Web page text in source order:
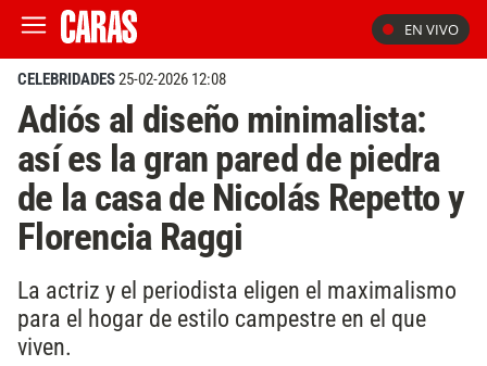
EN VIVO
CELEBRIDADES25-02-2026 12:08
Adiós al diseño minimalista:
así es la gran pared de piedra
de la casa de Nicolás Repetto y
Florencia Raggi
La actriz y el periodista eligen el maximalismo
para el hogar de estilo campestre en el que
viven.